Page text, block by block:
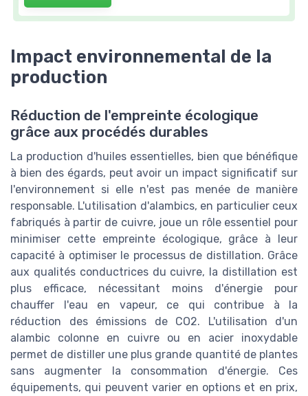
Impact environnemental de la
production
Réduction de l'empreinte écologique
grâce aux procédés durables
La production d'huiles essentielles, bien que bénéfique
à bien des égards, peut avoir un impact significatif sur
l'environnement si elle n'est pas menée de manière
responsable. L'utilisation d'alambics, en particulier ceux
fabriqués à partir de cuivre, joue un rôle essentiel pour
minimiser cette empreinte écologique, grâce à leur
capacité à optimiser le processus de distillation. Grâce
aux qualités conductrices du cuivre, la distillation est
plus efficace, nécessitant moins d'énergie pour
chauffer l'eau en vapeur, ce qui contribue à la
réduction des émissions de CO2. L'utilisation d'un
alambic colonne en cuivre ou en acier inoxydable
permet de distiller une plus grande quantité de plantes
sans augmenter la consommation d'énergie. Ces
équipements, qui peuvent varier en options et en prix,